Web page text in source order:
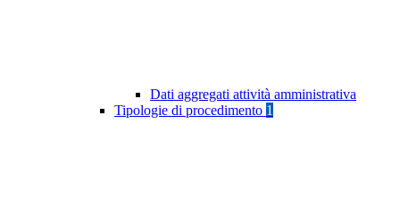
Dati aggregati attività amministrativa
Tipologie di procedimento 1